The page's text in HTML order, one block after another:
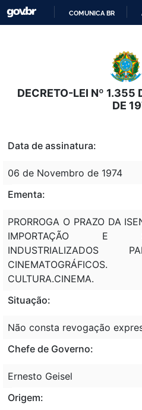
O
COMUNICA BR
DECRETO-LEI Nº 1.355
DE
Data de assinatura:
06 de Novembro de 1974
Ementa:
PRORROGA O PRAZO DA
IMPORTAÇÃO E
INDUSTRIALIZADOS
CULTURA.CINEMA.
Situação:
Não consta revogação
Chefe de Governo:
Ernesto Geisel
Origem: